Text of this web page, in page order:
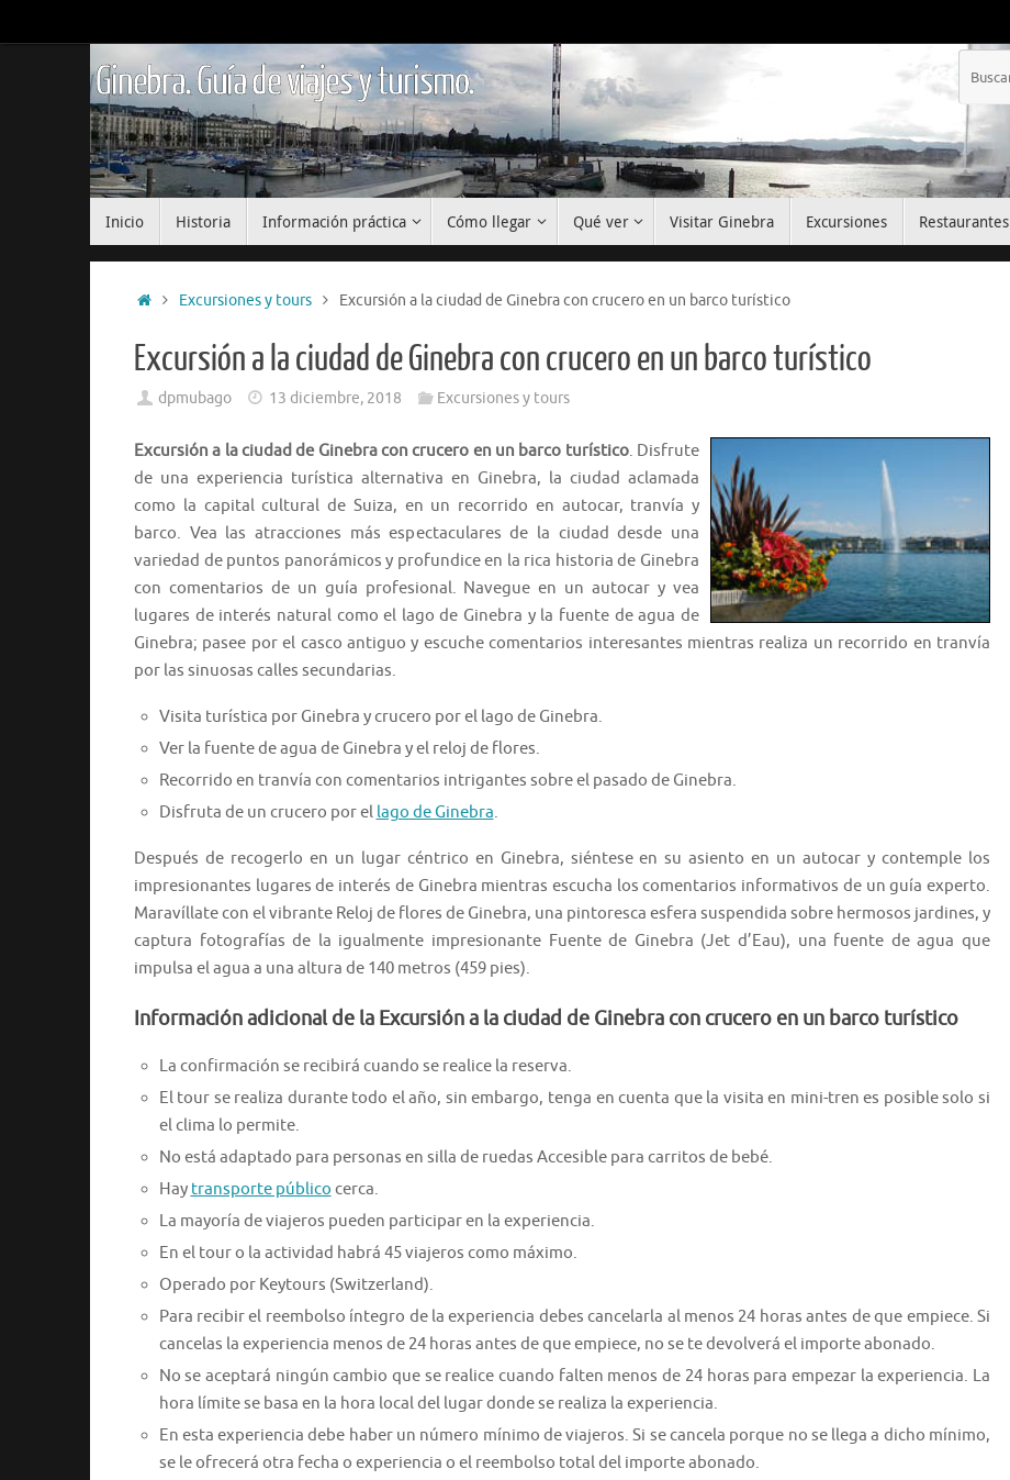
al
Ginebra. Guía de viajes y turismo.
Inicio Historia Información práctica Cómo llegar Qué ver Visitar Ginebra Excursiones Restaurantes
InicioExcursiones y tours Excursión a la ciudad de Ginebra con crucero en un barco turístico
Excursión a la ciudad de Ginebra con crucero en un barco turístico
dpmubago 13 diciembre, 2018 Excursiones y tours
Excursión a la ciudad de Ginebra con crucero en un barco turístico. Disfrute
de una experiencia turística alternativa en Ginebra, la ciudad aclamada
como la capital cultural de Suiza, en un recorrido en autocar, tranvía y
barco. Vea las atracciones más espectaculares de la ciudad desde una
variedad de puntos panorámicos y profundice en la rica historia de Ginebra
con comentarios de un guía profesional. Navegue en un autocar y vea
lugares de interés natural como el lago de Ginebra y la fuente de agua de
Ginebra; pasee por el casco antiguo y escuche comentarios interesantes mientras realiza un recorrido en tranvía
por las sinuosas calles secundarias.
Visita turística por Ginebra y crucero por el lago de Ginebra.
Ver la fuente de agua de Ginebra y el reloj de flores.
Recorrido en tranvía con comentarios intrigantes sobre el pasado de Ginebra.
Disfruta de un crucero por el lago de Ginebra.
Después de recogerlo en un lugar céntrico en Ginebra, siéntese en su asiento en un autocar y contemple los
impresionantes lugares de interés de Ginebra mientras escucha los comentarios informativos de un guía experto.
Maravíllate con el vibrante Reloj de flores de Ginebra, una pintoresca esfera suspendida sobre hermosos jardines, y
captura fotografías de la igualmente impresionante Fuente de Ginebra (Jet d’Eau), una fuente de agua que
impulsa el agua a una altura de 140 metros (459 pies).
Información adicional de la Excursión a la ciudad de Ginebra con crucero en un barco turístico
La confirmación se recibirá cuando se realice la reserva.
El tour se realiza durante todo el año, sin embargo, tenga en cuenta que la visita en mini-tren es posible solo si
el clima lo permite.
No está adaptado para personas en silla de ruedas Accesible para carritos de bebé.
Hay transporte público cerca.
La mayoría de viajeros pueden participar en la experiencia.
En el tour o la actividad habrá 45 viajeros como máximo.
Operado por Keytours (Switzerland).
Para recibir el reembolso íntegro de la experiencia debes cancelarla al menos 24 horas antes de que empiece. Si
cancelas la experiencia menos de 24 horas antes de que empiece, no se te devolverá el importe abonado.
No se aceptará ningún cambio que se realice cuando falten menos de 24 horas para empezar la experiencia. La
hora límite se basa en la hora local del lugar donde se realiza la experiencia.
En esta experiencia debe haber un número mínimo de viajeros. Si se cancela porque no se llega a dicho mínimo,
se le ofrecerá otra fecha o experiencia o el reembolso total del importe abonado.